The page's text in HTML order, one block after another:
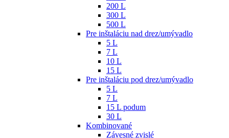
200 L
300 L
500 L
Pre inštaláciu nad drez/umývadlo
5 L
7 L
10 L
15 L
Pre inštaláciu pod drez/umývadlo
5 L
7 L
15 L podum
30 L
Kombinované
Závesné zvislé